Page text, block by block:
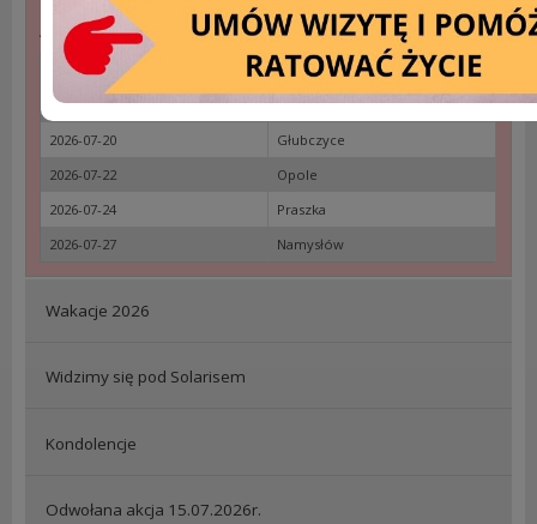
Akcje Wyjazdowe »
DATA
MIEJSCOWOŚĆ
2026-07-19
Strzelce Opolskie
2026-07-20
Głubczyce
2026-07-22
Opole
2026-07-24
Praszka
2026-07-27
Namysłów
Wakacje 2026
Widzimy się pod Solarisem
Kondolencje
Odwołana akcja 15.07.2026r.